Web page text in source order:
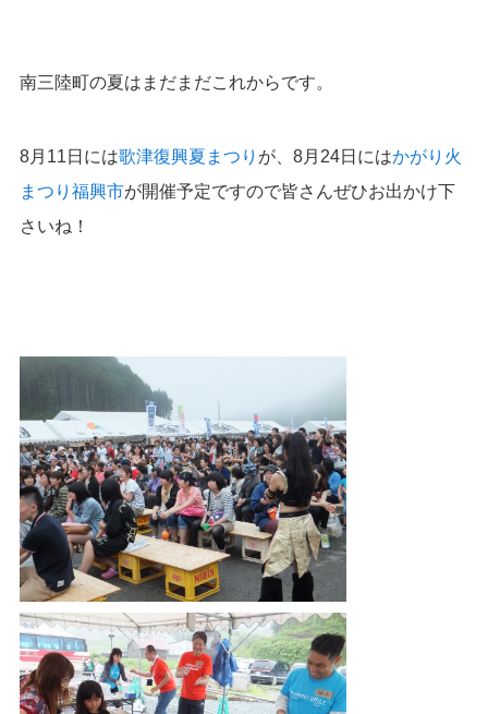
南三陸町の夏はまだまだこれからです。
8月11日には歌津復興夏まつり が、8月24日にはかがり火
まつり福興市が開催予定ですので皆さんぜひお出かけ下
さいね！